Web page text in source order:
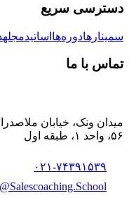
دسترسی سریع
سمینارهادوره‌ها اساتیدمجله
تماس با ما
میدان ونک، خیابان
۵۶، واحد ۱، طبقه اول
۰۲۱-۷۴۳۹۱۵۳۹